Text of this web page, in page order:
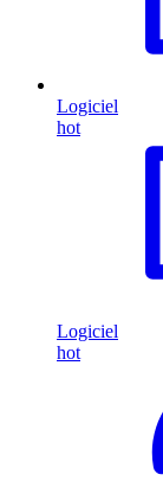
Logiciel
hot
Logiciel
hot